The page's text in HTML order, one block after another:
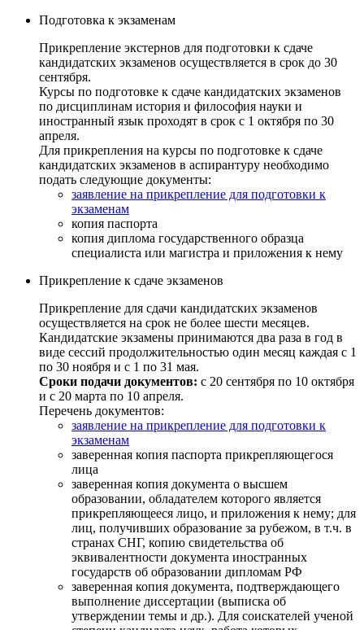
Подготовка к экзаменам
Прикрепление экстернов для подготовки к сдаче
кандидатских экзаменов осуществляется в срок до 30
сентября.
Курсы по подготовке к сдаче кандидатских экзаменов
по дисциплинам история и философия науки и
иностранный язык проходят в срок с 1 октября по 30
апреля.
Для прикрепления на курсы по подготовке к сдаче
кандидатских экзаменов в аспирантуру необходимо
подать следующие документы:
заявление на прикрепление для подготовки к
экзаменам
копия паспорта
копия диплома государственного образца
специалиста или магистра и приложения к нему
Прикрепление к сдаче экзаменов
Прикрепление для сдачи кандидатских экзаменов
осуществляется на срок не более шести месяцев.
Кандидатские экзамены принимаются два раза в год в
виде сессий продолжительностью один месяц каждая с 1
по 30 ноября и с 1 по 31 мая.
Сроки подачи документов: с 20 сентября по 10 октября
и с 20 марта по 10 апреля.
Перечень документов:
заявление на прикрепление для подготовки к
экзаменам
заверенная копия паспорта прикрепляющегося
лица
заверенная копия документа о высшем
образовании, обладателем которого является
прикрепляющееся лицо, и приложения к нему; для
лиц, получивших образование за рубежом, в т.ч. в
странах СНГ, копию свидетельства об
эквивалентности документа иностранных
государств об образовании дипломам РФ
заверенная копия документа, подтверждающего
выполнение диссертации (выписка об
утверждении темы и др.). Для соискателей ученой